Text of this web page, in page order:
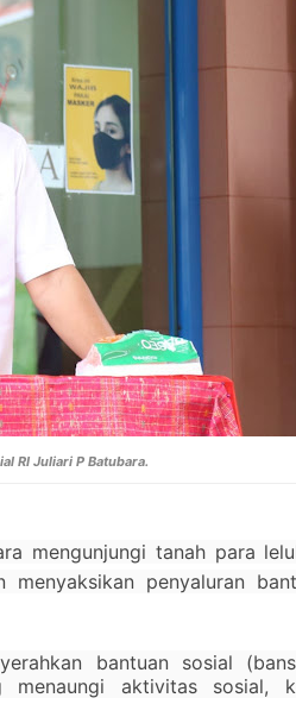
RI Juliari P Batubara.
mengunjungi tanah para
menyaksikan penyaluran
bantuan sosial
menaungi aktivitas sosial,